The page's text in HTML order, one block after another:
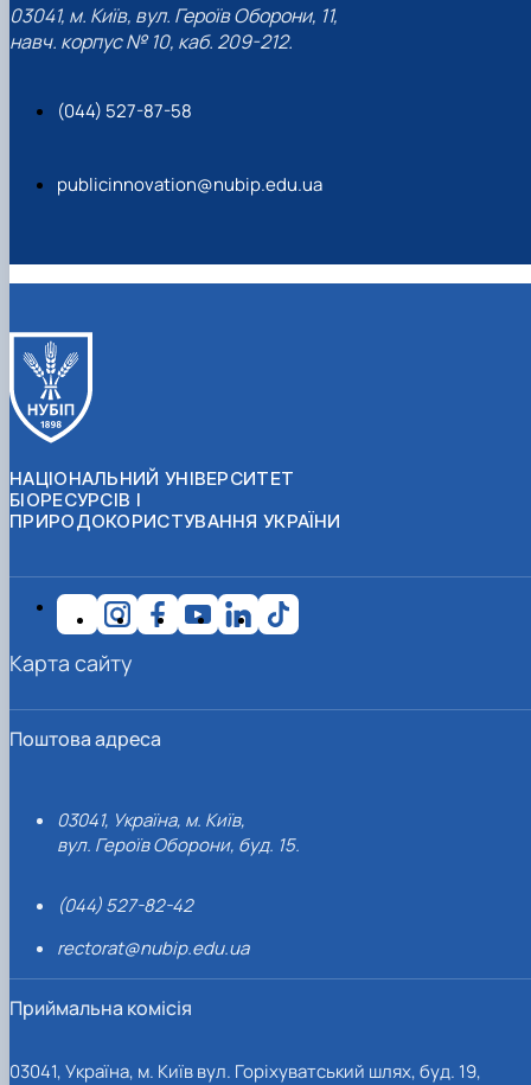
03041, м. Київ, вул. Героїв Оборони, 11,
навч. корпус № 10, каб. 209-212.
(044) 527-87-58
publicinnovation@nubip.edu.ua
НАЦІОНАЛЬНИЙ УНІВЕРСИТЕТ
БІОРЕСУРСІВ І
ПРИРОДОКОРИСТУВАННЯ УКРАЇНИ
Поштова адреса
03041, Україна, м. Київ,
вул. Героїв Оборони, буд. 15.
(044) 527-82-42
rectorat@nubip.edu.ua
Приймальна комісія
03041, Україна, м. Київ вул. Горіхуватський шлях, буд. 19,
Карта сайту